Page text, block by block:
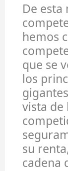
De
hemos
que se
los
vista de
su
cadena